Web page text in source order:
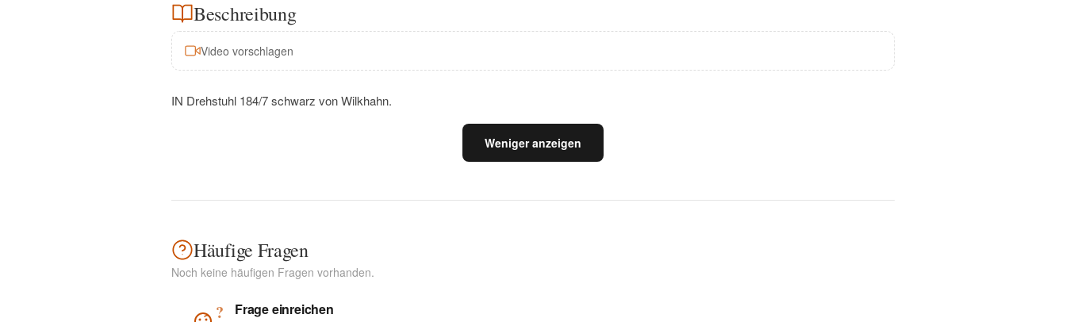
Beschreibung
Video vorschlagen
IN Drehstuhl 184/7 schwarz von Wilkhahn.
Weniger anzeigen
Häufige Fragen
Noch keine häufigen Fragen vorhanden.
? Frage einreichen